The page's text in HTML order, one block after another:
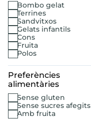
bombo gelat
terrines
sandvitxos
gelats infantils
cons
fruita
polos
sense gluten
sense sucres afegits
amb fruita
sirena
premium
peladas